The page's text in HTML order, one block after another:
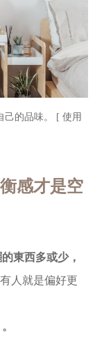
的品味。 [ 使用
感才是空
東西多或少，
人就是偏好更